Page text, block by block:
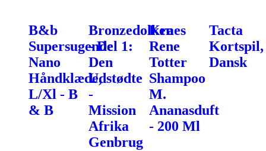
B&b
Supersugende
Nano
Håndklæde,
L/Xl - B
& B
Bronzedolken
- Del 1:
Den
Udstødte
-
Mission
Afrika
Genbrug
Kraes
Rene
Totter
Shampoo
M.
Ananasduft
- 200 Ml
Tacta
Kortspil,
Dansk